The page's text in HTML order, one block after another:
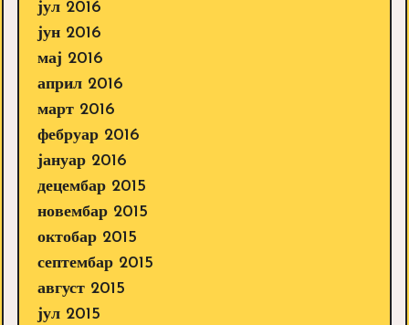
јул 2016
јун 2016
мај 2016
април 2016
март 2016
фебруар 2016
јануар 2016
децембар 2015
новембар 2015
октобар 2015
септембар 2015
август 2015
јул 2015